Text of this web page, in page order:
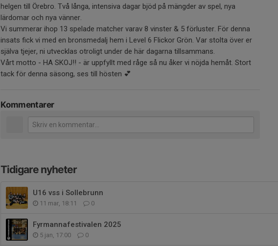
helgen till Örebro. Två långa, intensiva dagar bjöd på mängder av spel, nya
lärdomar och nya vänner.
Vi summerar ihop 13 spelade matcher varav 8 vinster & 5 förluster. För denna
insats fick vi med en bronsmedalj hem i Level 6 Flickor Grön. Var stolta över er
själva tjejer, ni utvecklas otroligt under de här dagarna tillsammans.
Vårt motto - HA SKOJ!! - är uppfyllt med råge så nu åker vi nöjda hemåt. Stort
tack för denna säsong, ses till hösten 💕
Kommentarer
Tidigare nyheter
U16 vss i Sollebrunn
11 mar, 18:11 0
Fyrmannafestivalen 2025
5 jan, 17:00 0